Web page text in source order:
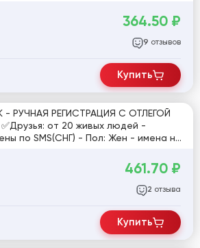
364.50 ₽
9 отзывов
Купить
- РУЧНАЯ РЕГИСТРАЦИЯ С ОТЛЕГОЙ
от 20 живых людей -
по SMS(СНГ) - Пол: Жен - имена на
461.70 ₽
2 отзыва
Купить